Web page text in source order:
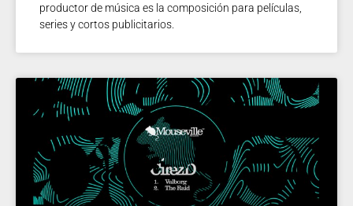
productor de música es la composición para películas,
series y cortos publicitarios.